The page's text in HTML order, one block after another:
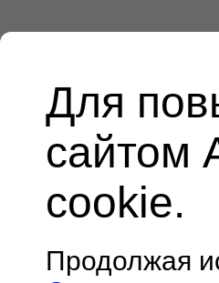
Для
сайтом
cookie.
Продолжая